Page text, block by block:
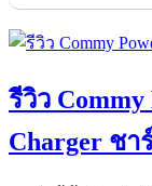
รีวิว
Charger ชา